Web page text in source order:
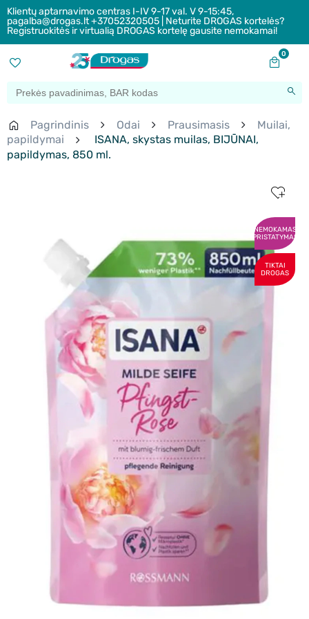
Klientų aptarnavimo centras I-IV 9-17 val. V 9-15:45,
pagalba@drogas.lt +37052320505 | Neturite DROGAS kortelės?
Registruokitės ir virtualią DROGAS kortelę gausite nemokamai!
0
Pagrindinis Odai Prausimasis
Muilai,
papildymai
ISANA, skystas muilas, BIJŪNAI,
papildymas, 850 ml.
NEMOKAMAS
PRISTATYMAS
TIKTAI
DROGAS